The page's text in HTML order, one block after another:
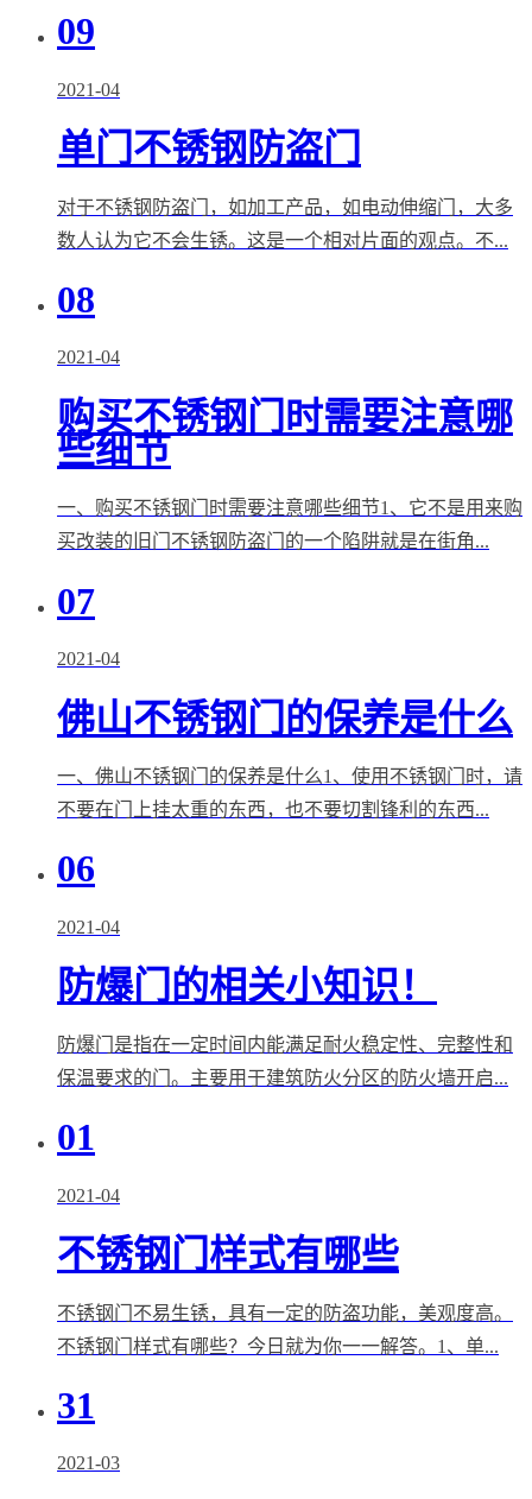
09
2021-04
单门不锈钢防盗门
对于不锈钢防盗门，如加工产品，如电动伸缩门，大多
数人认为它不会生锈。这是一个相对片面的观点。不...
08
2021-04
购买不锈钢门时需要注意哪
些细节
一、购买不锈钢门时需要注意哪些细节1、它不是用来购
买改装的旧门不锈钢防盗门的一个陷阱就是在街角...
07
2021-04
佛山不锈钢门的保养是什么
一、佛山不锈钢门的保养是什么1、使用不锈钢门时，请
不要在门上挂太重的东西，也不要切割锋利的东西...
06
2021-04
防爆门的相关小知识！
防爆门是指在一定时间内能满足耐火稳定性、完整性和
保温要求的门。主要用于建筑防火分区的防火墙开启...
01
2021-04
不锈钢门样式有哪些
不锈钢门不易生锈，具有一定的防盗功能，美观度高。
不锈钢门样式有哪些？今日就为你一一解答。1、单...
31
2021-03